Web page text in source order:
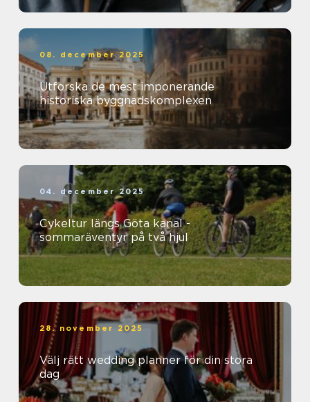
08. december 2025
Utforska de mest imponerande
historiska byggnadskomplexen
04. december 2025
Cykeltur längs Göta kanal -
sommaräventyr på två hjul
28. november 2025
Välj rätt wedding planner för din stora
dag